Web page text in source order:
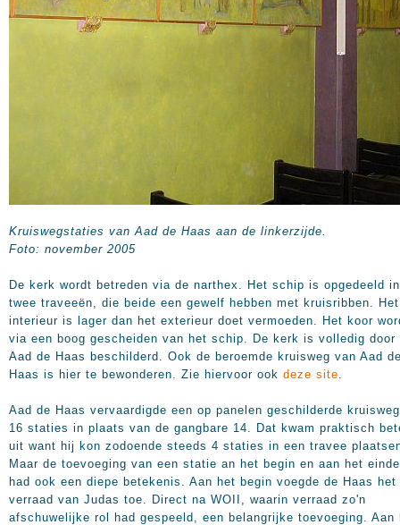
Kruiswegstaties van Aad de Haas aan de linkerzijde.
Foto: november 2005
De kerk wordt betreden via de narthex. Het schip is opgedeeld in
twee traveeën, die beide een gewelf hebben met kruisribben. Het
interieur is lager dan het exterieur doet vermoeden. Het koor
via een boog gescheiden van het schip. De kerk is volledig door
Aad de Haas beschilderd. Ook de beroemde kruisweg van Aad
Haas is hier te bewonderen. Zie hiervoor ook deze site.
Aad de Haas vervaardigde een op panelen geschilderde
16 staties in plaats van de gangbare 14. Dat kwam praktisch
uit want hij kon zodoende steeds 4 staties in een travee
Maar de toevoeging van een statie an het begin en aan het einde
had ook een diepe betekenis. Aan het begin voegde de Haas het
verraad van Judas toe. Direct na WOII, waarin verraad zo'n
afschuwelijke rol had gespeeld, een belangrijke toevoeging. Aan